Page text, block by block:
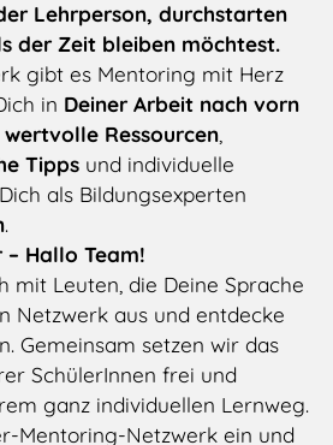
Lehrperson, durchstarten
der Zeit bleiben möchtest.
gibt es Mentoring mit Herz
in Deiner Arbeit nach vorn
wertvolle Ressourcen,
Tippsund individuelle
als Bildungsexperten
.
Hallo Team!
mit Leuten, die Deine Sprache
Netzwerk aus und entdecke
Gemeinsam setzen wir das
SchülerInnen frei und
ganz individuellen Lernweg.
Mentoring-Netzwerk ein und